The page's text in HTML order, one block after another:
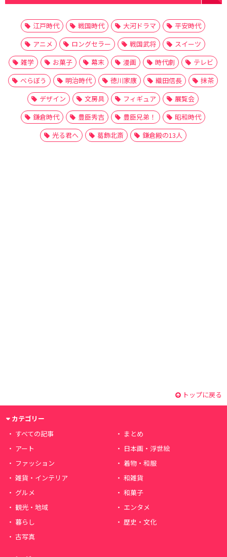
江戸時代 戦国時代 大河ドラマ
平安時代
アニメ
ロングセラー 戦国武将
スイーツ
雑学
お菓子 幕末 漫画 時代劇
テレビ
べらぼう
明治時代 徳川家康 織田信長
抹茶
デザイン
文房具 フィギュア
展覧会
鎌倉時代
豊臣秀吉 豊臣兄弟！
昭和時代
光る君へ
葛飾北斎 鎌倉殿の13人
トップに戻る
カテゴリー
すべての記事
まとめ
アート
日本画・浮世絵
ファッション
着物・和服
雑貨・インテリア
和雑貨
グルメ
和菓子
観光・地域
エンタメ
暮らし
歴史・文化
古写真